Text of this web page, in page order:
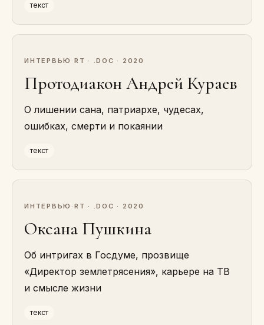
текст
ИНТЕРВЬЮ · RT · .DOC · 2020
Протодиакон Андрей Кураев
О лишении сана, патриархе, чудесах,
ошибках, смерти и покаянии
текст
ИНТЕРВЬЮ · RT · .DOC · 2020
Оксана Пушкина
Об интригах в Госдуме, прозвище
«Директор землетрясения», карьере на ТВ
и смысле жизни
текст